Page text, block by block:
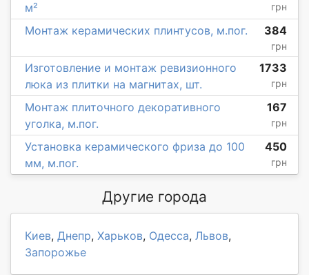
м²
грн
Монтаж керамических плинтусов, м.пог. 384
грн
Изготовление и монтаж ревизионного
люка из плитки на магнитах, шт.
1733
грн
Монтаж плиточного декоративного
уголка, м.пог.
167
грн
Установка керамического фриза до 100
мм, м.пог.
450
грн
Другие города
Киев, Днепр, Харьков, Одесса, Львов,
Запорожье